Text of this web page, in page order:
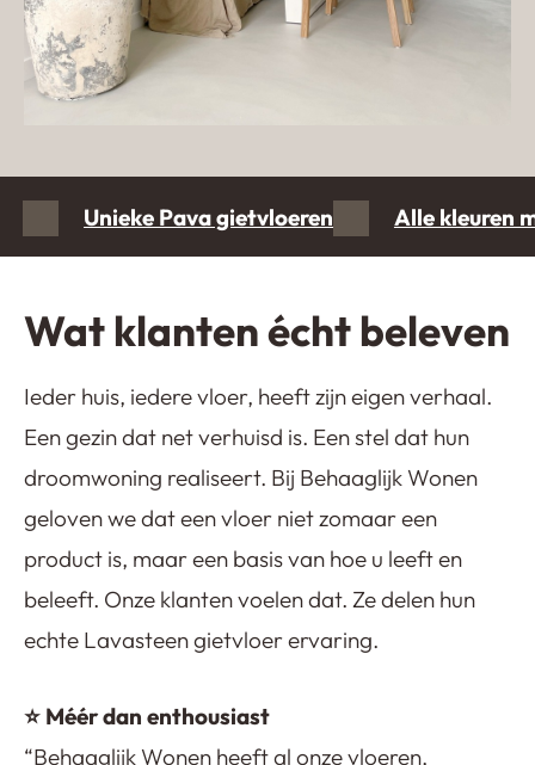
Unieke Pava gietvloeren Alle kleuren
Wat klanten écht beleven
Ieder huis, iedere vloer, heeft zijn eigen verhaal.
Een gezin dat net verhuisd is. Een stel dat hun
droomwoning realiseert. Bij Behaaglijk Wonen
geloven we dat een vloer niet zomaar een
product is, maar een basis van hoe u leeft en
beleeft. Onze klanten voelen dat. Ze delen hun
echte Lavasteen gietvloer ervaring.
⭐ Méér dan enthousiast
“Behaaglijk Wonen heeft al onze vloeren,